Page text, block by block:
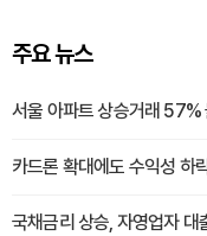
주요 뉴스
서울 아파트 상승거래 57%
카드론 확대에도 수익성 하
국채금리 상승, 자영업자 대